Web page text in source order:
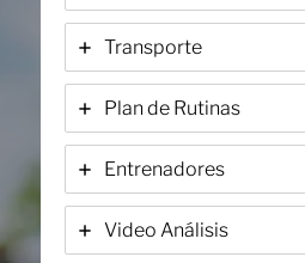
Transporte
Plan de Rutinas
Entrenadores
Video Análisis